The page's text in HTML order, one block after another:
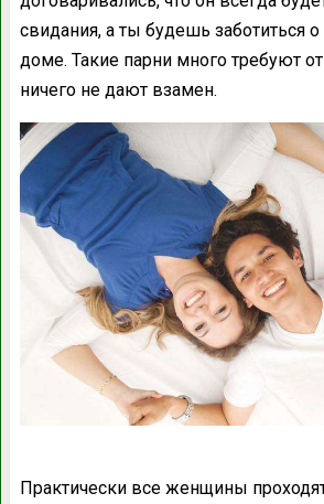
свидания, а ты будешь заботиться
доме. Такие парни много требуют
ничего не дают взамен.
Практически все женщины